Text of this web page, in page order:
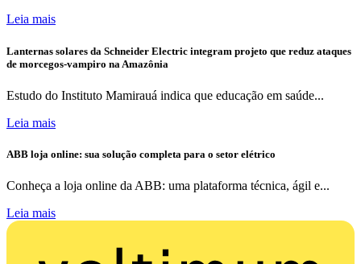
Leia mais
Lanternas solares da Schneider Electric integram projeto que reduz ataques
de morcegos-vampiro na Amazônia
Estudo do Instituto Mamirauá indica que educação em saúde...
Leia mais
ABB loja online: sua solução completa para o setor elétrico
Conheça a loja online da ABB: uma plataforma técnica, ágil e...
Leia mais